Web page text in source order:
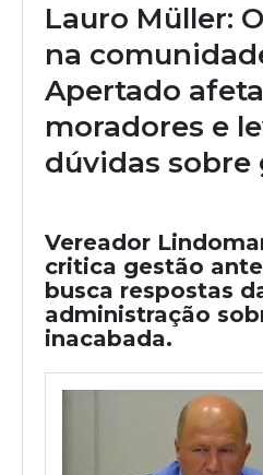
Lauro Müller:
na
Apertado afeta
moradores e
dúvidas sobre
Vereador
critica gestão
busca respostas
administração
inacabada.